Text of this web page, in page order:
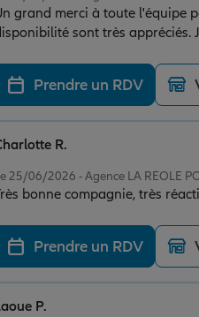
grand merci à toute l'équipe
sont très appréciés.
Prendre un RDV
25/06/2026 - Agence LA REOLE
bonne compagnie, très
R.
Prendre un RDV
P.